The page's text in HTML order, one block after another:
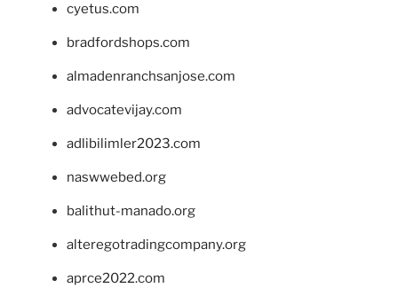
cyetus.com
bradfordshops.com
almadenranchsanjose.com
advocatevijay.com
adlibilimler2023.com
naswwebed.org
balithut-manado.org
alteregotradingcompany.org
aprce2022.com